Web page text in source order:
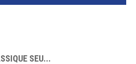
SEU...